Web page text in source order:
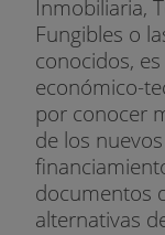
Inmobiliaria,
Fungibles o
conocidos,
económico-
por conocer
de los
documentos
alternativas